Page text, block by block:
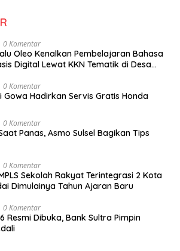
0 Komentar
Oleo Kenalkan Pembelajaran Bahasa
Digital Lewat KKN Tematik di Desa
0 Komentar
Gowa Hadirkan Servis Gratis Honda
0 Komentar
Panas, Asmo Sulsel Bagikan Tips
0 Komentar
Sekolah Rakyat Terintegrasi 2 Kota
Dimulainya Tahun Ajaran Baru
0 Komentar
Resmi Dibuka, Bank Sultra Pimpin